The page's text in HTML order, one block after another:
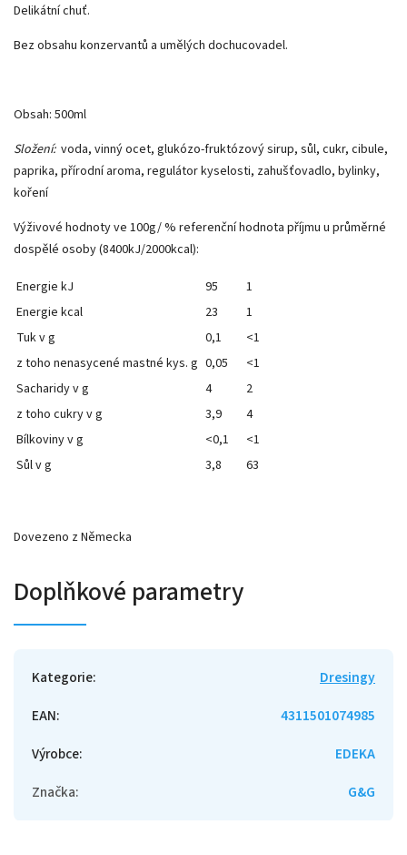
Delikátní chuť.
Bez obsahu konzervantů a umělých dochucovadel.
Obsah: 500ml
Složení:voda, vinný ocet, glukózo-fruktózový sirup, sůl, cukr, cibule,
paprika, přírodní aroma, regulátor kyselosti, zahušťovadlo, bylinky,
koření
Výživové hodnoty ve 100g/ % referenční hodnota příjmu u průměrné
dospělé osoby (8400kJ/2000kcal):
Energie kJ 95
1
Energie kcal
23
1
Tuk v g
0,1
<1
z toho nenasycené mastné kys. g 0,05
<1
Sacharidy v g
4
2
z toho cukry v g
3,9
4
Bílkoviny v g
<0,1
<1
Sůl v g
3,8 63
Dovezeno z Německa
Doplňkové parametry
Kategorie:
Dresingy
EAN:
4311501074985
Výrobce:
EDEKA
Značka: G&G